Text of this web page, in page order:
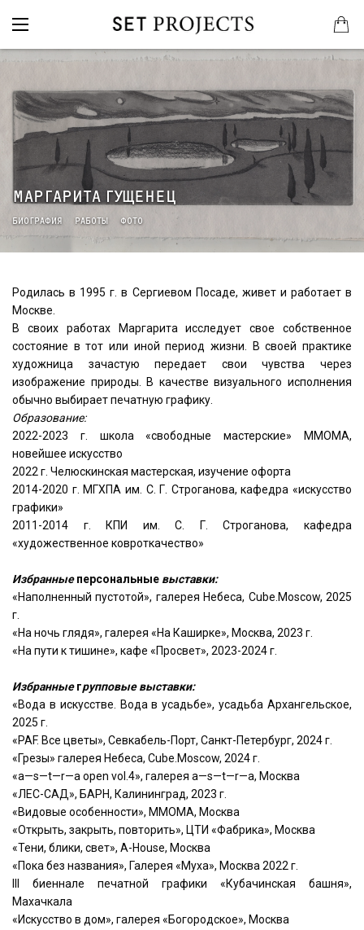
БИОГРАФИЯ РАБОТЫ ФОТО
МАРГАРИТА ГУЩЕНЕЦ
Родилась в 1995 г. в Сергиевом Посаде, живет и работает в
Москве.
В своих работах Маргарита исследует свое собственное
состояние в тот или иной период жизни. В своей практике
художница зачастую передает свои чувства через
изображение природы. В качестве визуального исполнения
обычно выбирает печатную графику.
Образование:
2022-2023 г. школа «свободные мастерские» ММОМА,
новейшее искусство
2022 г. Челюскинская мастерская, изучение офорта
2014-2020 г. МГХПА им. С. Г. Строганова, кафедра «искусство
графики»
2011-2014 г. КПИ им. С. Г. Строганова, кафедра
«художественное ковроткачество»
Избранныеперсональные выставки:
«Наполненный пустотой», галерея Небеса, Cube.Moscow, 2025
г.
«На ночь глядя», галерея «На Каширке», Москва, 2023 г.
«На пути к тишине», кафе «Просвет», 2023-2024 г.
Избранныегрупповые выставки:
«Вода в искусстве. Вода в усадьбе», усадьба Архангельское,
2025 г.
«PAF. Все цветы», Севкабель-Порт, Санкт-Петербург, 2024 г.
«Грезы» галерея Небеса, Cube.Moscow, 2024 г.
«a—s—t—r—a open vol.4», галерея a—s—t—r—a, Москва
«ЛЕС-САД», БАРН, Калининград, 2023 г.
«Видовые особенности», ММОМА, Москва
«Открыть, закрыть, повторить», ЦТИ «Фабрика», Москва
«Тени, блики, свет», A-House, Москва
«Пока без названия», Галерея «Муха», Москва 2022 г.
III биеннале печатной графики «Кубачинская башня»,
Махачкала
«Искусство в дом», галерея «Богородское», Москва